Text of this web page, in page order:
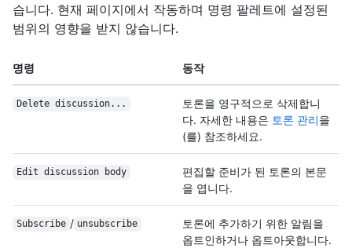
습니다. 현재 페이지에서 작동하며 명령 팔레트에 설정된
범위의 영향을 받지 않습니다.
명령 동작
Delete discussion...
토론을 영구적으로 삭제합니
다. 자세한 내용은 토론 관리을
(를) 참조하세요.
Edit discussion body
편집할 준비가 된 토론의 본문
을 엽니다.
Subscribe / unsubscribe
토론에 추가하기 위한 알림을
옵트인하거나 옵트아웃합니다.